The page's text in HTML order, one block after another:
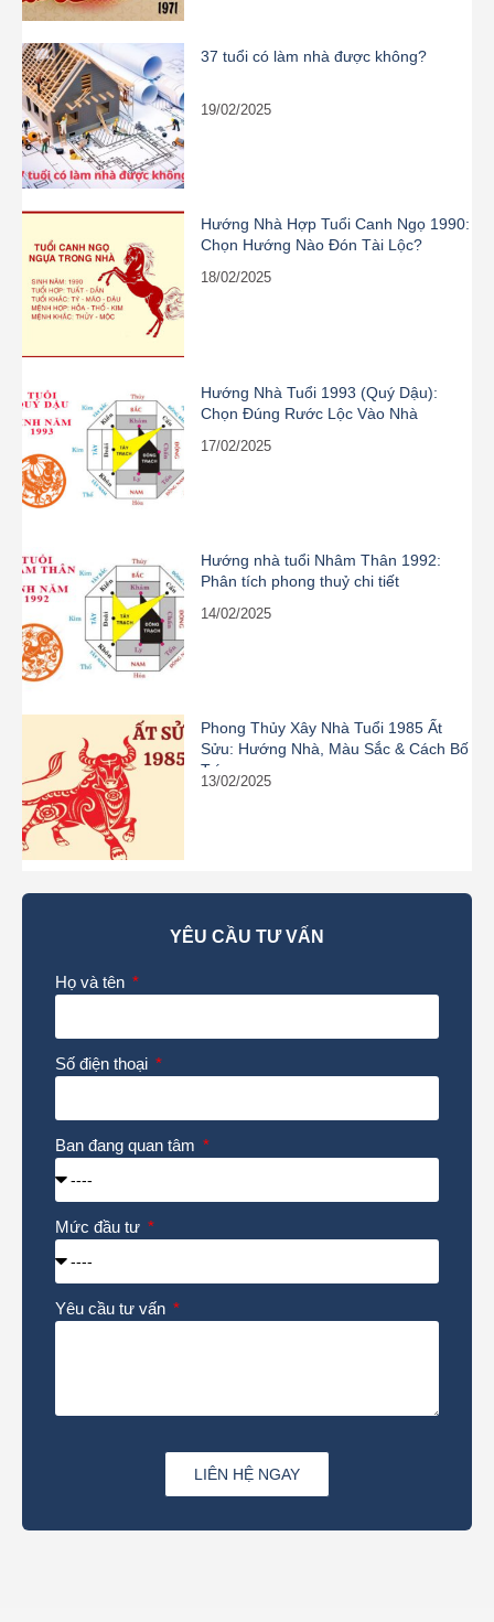
37 tuổi có làm nhà được không?
19/02/2025
Hướng Nhà Hợp Tuổi Canh Ngọ 1990:
Chọn Hướng Nào Đón Tài Lộc?
18/02/2025
Hướng Nhà Tuổi 1993 (Quý Dậu):
Chọn Đúng Rước Lộc Vào Nhà
17/02/2025
Hướng nhà tuổi Nhâm Thân 1992:
Phân tích phong thuỷ chi tiết
14/02/2025
Phong Thủy Xây Nhà Tuổi 1985 Ất
Sửu: Hướng Nhà, Màu Sắc & Cách Bố
Trí
13/02/2025
YÊU CẦU TƯ VẤN
Họ và tên
Số điện thoại
Ban đang quan tâm
Mức đầu tư
Yêu cầu tư vấn
LIÊN HỆ NGAY